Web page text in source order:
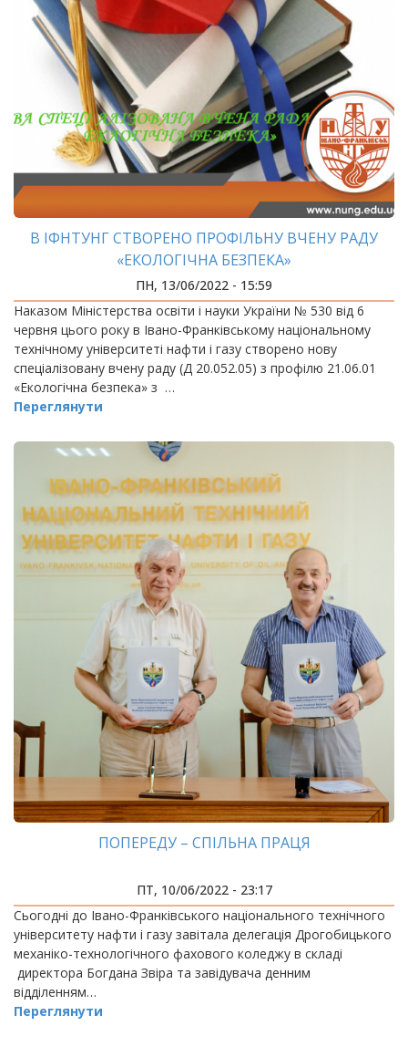
В ІФНТУНГ СТВОРЕНО ПРОФІЛЬНУ ВЧЕНУ РАДУ
«ЕКОЛОГІЧНА БЕЗПЕКА»
ПН, 13/06/2022 - 15:59
Наказом Міністерства освіти і науки України № 530 від 6
червня цього року в Івано-Франківському національному
технічному університеті нафти і газу створено нову
спеціалізовану вчену раду (Д 20.052.05) з профілю 21.06.01
«Екологічна безпека» з …
Переглянути
ПОПЕРЕДУ – СПІЛЬНА ПРАЦЯ
ПТ, 10/06/2022 - 23:17
Сьогодні до Івано-Франківського національного технічного
університету нафти і газу завітала делегація Дрогобицького
механіко-технологічного фахового коледжу в складі
директора Богдана Звіра та завідувача денним
відділенням…
Переглянути